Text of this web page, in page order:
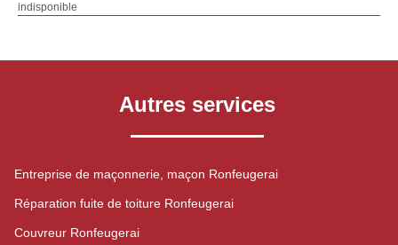
indisponible
Autres services
Entreprise de maçonnerie, maçon Ronfeugerai
Réparation fuite de toiture Ronfeugerai
Couvreur Ronfeugerai